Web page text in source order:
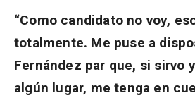
“Como candidato no voy,
totalmente. Me puse a
Fernández par que, si sirvo
algún lugar, me tenga en